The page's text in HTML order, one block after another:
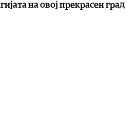
на овој прекрасен град